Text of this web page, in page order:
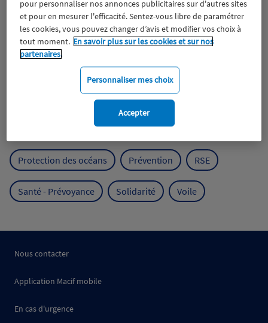
Aidants Catastrophes naturelles Climat
Engagement Epargne ESS
Expérience clients Fondation Macif
Mutualisme
Protection de l'environnement
Protection des océans Prévention RSE
Santé - Prévoyance Solidarité Voile
Nous contacter
Application Macif mobile
En cas d'urgence
pour personnaliser nos annonces publicitaires sur d'autres sites
et pour en mesurer l'efficacité. Sentez-vous libre de paramétrer
les cookies, vous pouvez changer d’avis et modifier vos choix à
tout moment. En savoir plus sur les cookies et sur nos
partenaires.
Personnaliser mes choix
Accepter